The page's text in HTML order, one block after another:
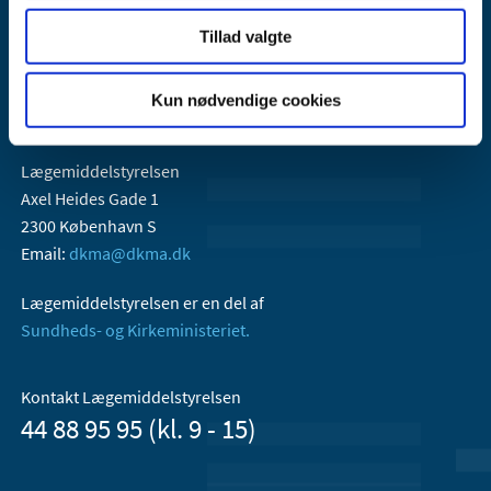
Tillad valgte
Kun nødvendige cookies
Lægemiddelstyrelsen
Axel Heides Gade 1
2300 København S
Email: dkma@dkma.dk
Lægemiddelstyrelsen er en del af
Sundheds- og Kirkeministeriet.
Kontakt Lægemiddelstyrelsen
44 88 95 95 (kl. 9 - 15)